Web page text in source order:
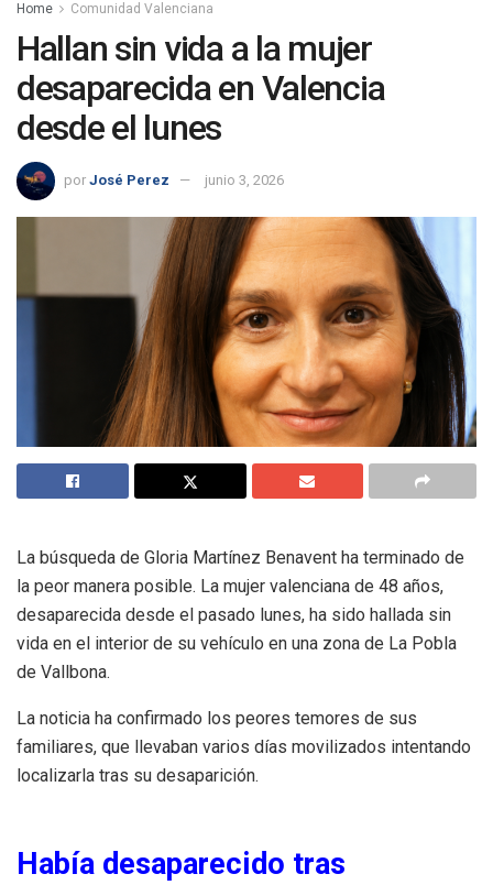
Home Comunidad Valenciana
Hallan sin vida a la mujer
desaparecida en Valencia
desde el lunes
por José Perez junio 3, 2026
La búsqueda de Gloria Martínez Benavent ha terminado de
la peor manera posible. La mujer valenciana de 48 años,
desaparecida desde el pasado lunes, ha sido hallada sin
vida en el interior de su vehículo en una zona de La Pobla
de Vallbona.
La noticia ha confirmado los peores temores de sus
familiares, que llevaban varios días movilizados intentando
localizarla tras su desaparición.
Había desaparecido tras